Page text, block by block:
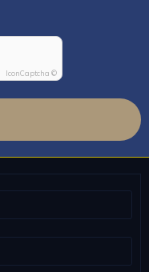
IconCaptcha ©